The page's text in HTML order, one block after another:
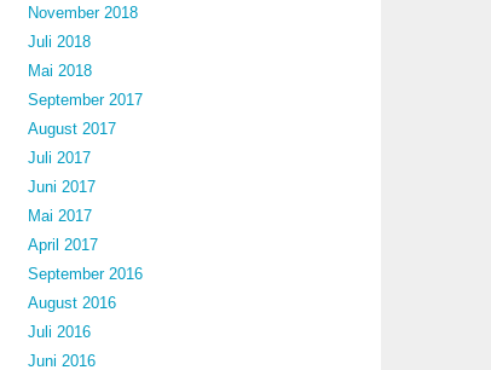
November 2018
Juli 2018
Mai 2018
September 2017
August 2017
Juli 2017
Juni 2017
Mai 2017
April 2017
September 2016
August 2016
Juli 2016
Juni 2016